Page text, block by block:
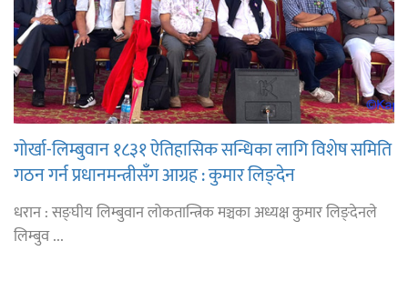
गोर्खा-लिम्बुवान १८३१ ऐतिहासिक सन्धिका लागि विशेष समिति
गठन गर्न प्रधानमन्त्रीसँग आग्रह : कुमार लिङ्देन
धरान : सङ्घीय लिम्बुवान लोकतान्त्रिक मञ्चका अध्यक्ष कुमार लिङ्देनले
लिम्बुव ...